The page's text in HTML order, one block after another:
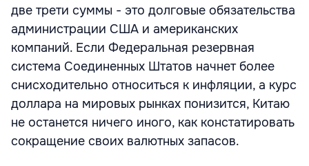
две трети суммы - это долговые обязательства
администрации США и американских
компаний. Если Федеральная резервная
система Соединенных Штатов начнет более
снисходительно относиться к инфляции, а курс
доллара на мировых рынках понизится, Китаю
не останется ничего иного, как констатировать
сокращение своих валютных запасов.